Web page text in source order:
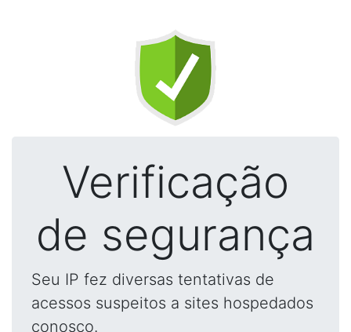
Verificação
de segurança
Seu IP fez diversas tentativas de
acessos suspeitos a sites hospedados
conosco.